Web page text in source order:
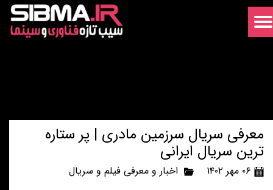
معرفی سریال سرزمین مادری | پر ستاره
ترین سریال ایرانی
۰۶ مهر ۱۴۰۲ اخبار و معرفی فیلم و سریال